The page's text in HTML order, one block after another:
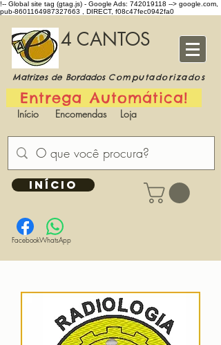
!-- Global site tag (gtag.js) - Google Ads: 742019118 --> google.com,
pub-8601164987327663 , DIRECT, f08c47fec0942fa0
4 CANTOS
Matrizes de Bordados Computadorizados
Entrega Automática!
Início Encomendas Loja
INÍCIO
FacebookWhatsApp